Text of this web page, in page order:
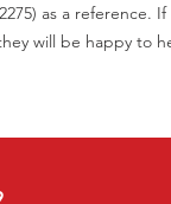
as a reference.
will be happy to